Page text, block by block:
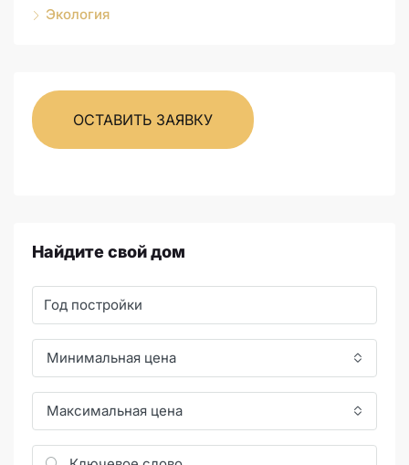
Экология
ОСТАВИТЬ ЗАЯВКУ
Найдите свой дом
Минимальная цена
Максимальная цена